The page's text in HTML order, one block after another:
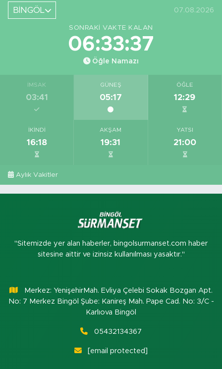
BİNGÖL 07.08.2026
SONRAKI VAKTE KALAN
06:33:36
Öğle Namazı
İMSAK
03:41
GÜNEŞ
05:17
ÖĞLE
12:29
İKINDI
16:18
AKŞAM
19:31
YATSI
21:00
Aylık Vakitler
"Sitemizde yer alan haberler, bingolsurmanset.com haber
sitesine aittir ve izinsiz kullanılması yasaktır."
Merkez: YenişehirMah. Evliya Çelebi Sokak Bozgan Apt.
No: 7 Merkez Bingöl Şube: Kanireş Mah. Pape Cad. No: 3/C -
Karlıova Bingöl
05432134367
[email protected]